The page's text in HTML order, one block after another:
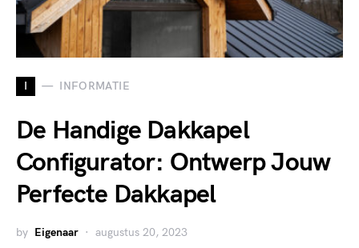
I INFORMATIE
De Handige Dakkapel
Configurator: Ontwerp Jouw
Perfecte Dakkapel
by Eigenaar augustus 20, 2023